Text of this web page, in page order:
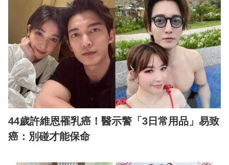
44歲許維恩罹乳癌！醫示警「3日常用品」易致
癌：別碰才能保命